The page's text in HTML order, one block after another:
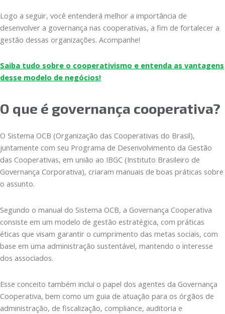
Logo a seguir, você entenderá melhor a importância de
desenvolver a governança nas cooperativas, a fim de fortalecer a
gestão dessas organizações. Acompanhe!
Saiba tudo sobre o cooperativismo e entenda as vantagens
desse modelo de negócios!
O que é governança cooperativa?
O Sistema OCB (Organização das Cooperativas do Brasil),
juntamente com seu Programa de Desenvolvimento da Gestão
das Cooperativas, em união ao IBGC (Instituto Brasileiro de
Governança Corporativa), criaram manuais de boas práticas sobre
o assunto.
Segundo o manual do Sistema OCB, a Governança Cooperativa
consiste em um modelo de gestão estratégica, com práticas
éticas que visam garantir o cumprimento das metas sociais, com
base em uma administração sustentável, mantendo o interesse
dos associados.
Esse conceito também inclui o papel dos agentes da Governança
Cooperativa, bem como um guia de atuação para os órgãos de
administração, de fiscalização, compliance, auditoria e